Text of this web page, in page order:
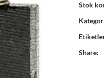
Stok
Share: